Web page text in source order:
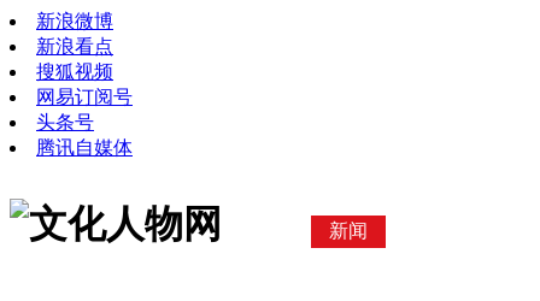
新浪微博
新浪看点
搜狐视频
网易订阅号
头条号
腾讯自媒体
新闻